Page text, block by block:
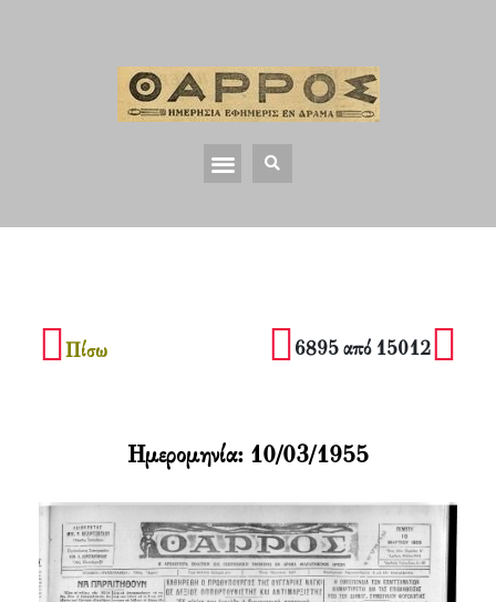
Πίσω 6895 από 15012
Ημερομηνία: 10/03/1955